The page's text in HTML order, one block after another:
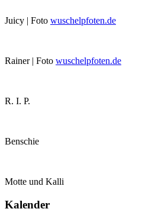
Juicy | Foto wuschelpfoten.de
Rainer | Foto wuschelpfoten.de
R. I. P.
Benschie
Motte und Kalli
Kalender